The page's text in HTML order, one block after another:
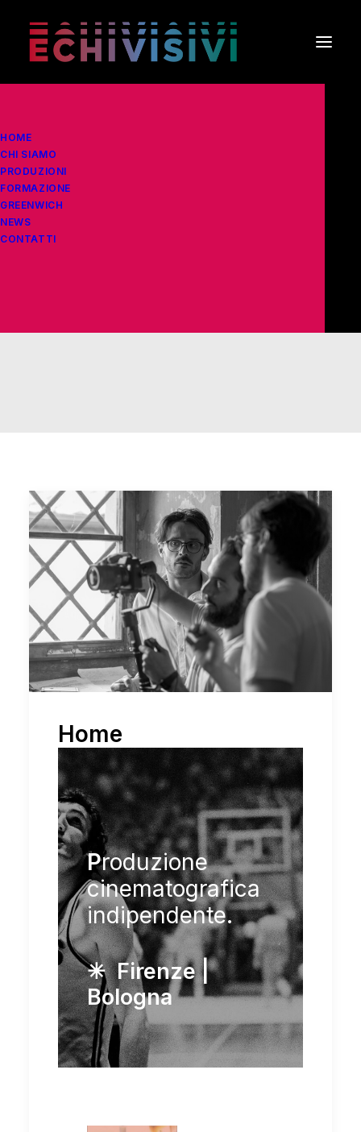
HOME
CHI SIAMO
PRODUZIONI
FORMAZIONE
GREENWICH
NEWS
CONTATTI
Home
Produzione
cinematografica
indipendente.
✳︎ Firenze |
Bologna